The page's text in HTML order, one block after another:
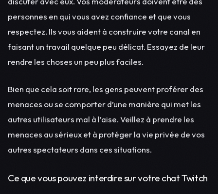
personnes en qui vous avez confiance et que vous
respectez. Ils vous aident à construire votre canal en
faisant un travail quelque peu délicat. Essayez de leur
rendre les choses un peu plus faciles.
Bien que cela soit rare, les gens peuvent proférer des
menaces ou se comporter d’une manière qui met les
autres utilisateurs mal à l’aise. Veillez à prendre les
menaces au sérieux et à protéger la vie privée de vos
autres spectateurs dans ces situations.
Ce que vous pouvez interdire sur votre chat Twitch